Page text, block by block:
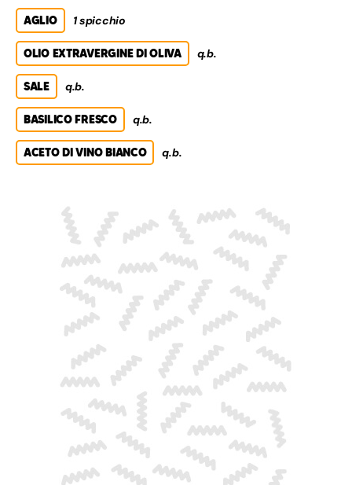
AGLIO 1 spicchio
OLIO EXTRAVERGINE DI OLIVA q.b.
SALE q.b.
BASILICO FRESCO q.b.
ACETO DI VINO BIANCO q.b.